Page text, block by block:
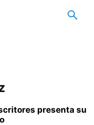
presenta su